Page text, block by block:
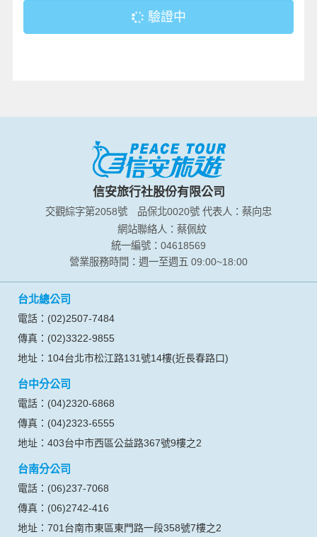
驗證中
信安旅行社股份有限公司
交觀綜字第2058號 品保北0020號 代表人：蔡向忠
網站聯絡人：蔡佩紋
統一編號：04618569
營業服務時間：週一至週五 09:00~18:00
台北總公司
電話：(02)2507-7484
傳真：(02)3322-9855
地址：104台北市松江路131號14樓(近長春路口)
台中分公司
電話：(04)2320-6868
傳真：(04)2323-6555
地址：403台中市西區公益路367號9樓之2
台南分公司
電話：(06)237-7068
傳真：(06)2742-416
地址：701台南市東區東門路一段358號7樓之2